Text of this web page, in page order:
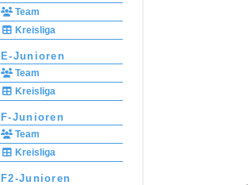
Team
Kreisliga
E-Junioren
Team
Kreisliga
F-Junioren
Team
Kreisliga
F2-Junioren